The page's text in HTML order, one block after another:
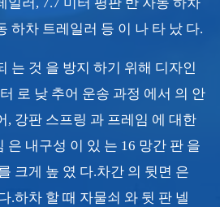
하차 트레일러 등 이 나 타 났 다.
는 것 을 방지 하기 위해 디자인
로 낮 추어 운송 과정 에서 의 안
, 강판 스프링 과 프레임 에 대한
은 내구성 이 있 는 16 망간 판 을
크게 높 였 다.차간 의 뒷면 은
.하차 할 때 자물쇠 와 뒷 판 넬